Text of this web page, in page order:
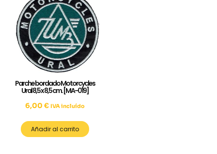
Parche bordado Motorcycles
Ural 8,5 x 8,5 cm. [MA-019]
6,00 € IVA incluído
Añadir al carrito